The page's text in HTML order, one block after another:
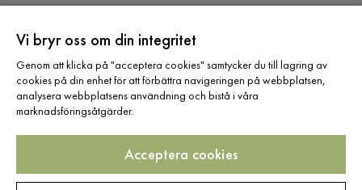
Varumärken
Sortiment
Följ oss
Vi bryr oss om din integritet
Genom att klicka på "acceptera cookies" samtycker du till lagring av
cookies på din enhet för att förbättra navigeringen på webbplatsen,
analysera webbplatsens användning och bistå i våra
marknadsföringsåtgärder.
Acceptera cookies